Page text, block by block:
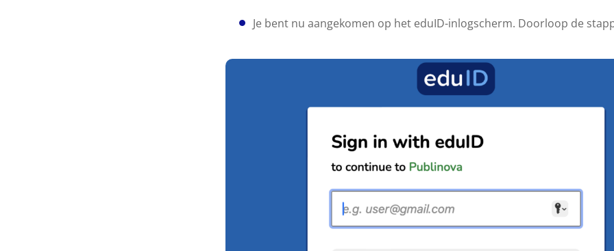
Je bent nu aangekomen op het eduID-inlogscherm. Doorloop de